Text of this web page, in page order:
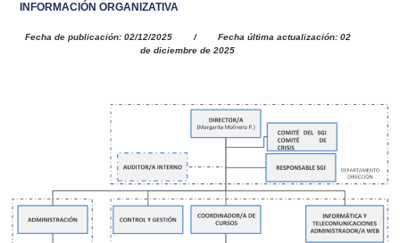
INFORMACIÓN ORGANIZATIVA
Fecha de publicación: 02/12/2025 / Fecha última actualización: 02
de diciembre de 2025